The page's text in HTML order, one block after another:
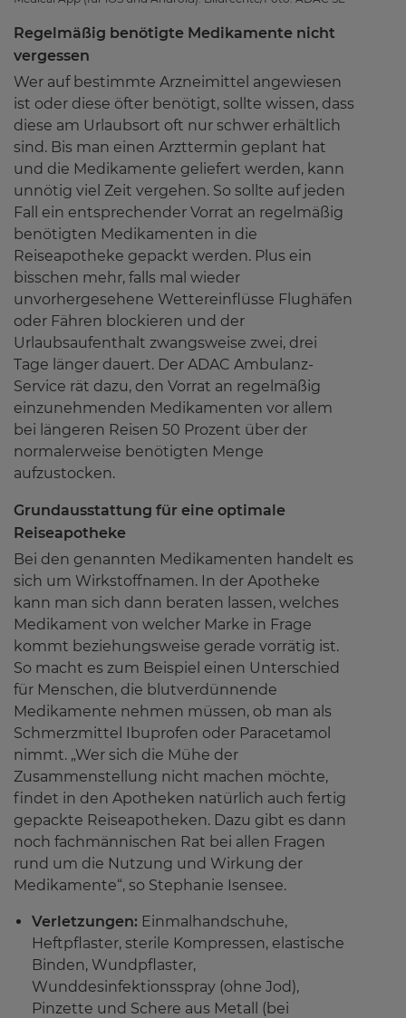
Regelmäßig benötigte Medikamente nicht
vergessen
Wer auf bestimmte Arzneimittel angewiesen
ist oder diese öfter benötigt, sollte wissen, dass
diese am Urlaubsort oft nur schwer erhältlich
sind. Bis man einen Arzttermin geplant hat
und die Medikamente geliefert werden, kann
unnötig viel Zeit vergehen. So sollte auf jeden
Fall ein entsprechender Vorrat an regelmäßig
benötigten Medikamenten in die
Reiseapotheke gepackt werden. Plus ein
bisschen mehr, falls mal wieder
unvorhergesehene Wettereinflüsse Flughäfen
oder Fähren blockieren und der
Urlaubsaufenthalt zwangsweise zwei, drei
Tage länger dauert. Der ADAC Ambulanz-
Service rät dazu, den Vorrat an regelmäßig
einzunehmenden Medikamenten vor allem
bei längeren Reisen 50 Prozent über der
normalerweise benötigten Menge
aufzustocken.
Grundausstattung für eine optimale
Reiseapotheke
Bei den genannten Medikamenten handelt es
sich um Wirkstoffnamen. In der Apotheke
kann man sich dann beraten lassen, welches
Medikament von welcher Marke in Frage
kommt beziehungsweise gerade vorrätig ist.
So macht es zum Beispiel einen Unterschied
für Menschen, die blutverdünnende
Medikamente nehmen müssen, ob man als
Schmerzmittel Ibuprofen oder Paracetamol
nimmt. „Wer sich die Mühe der
Zusammenstellung nicht machen möchte,
findet in den Apotheken natürlich auch fertig
gepackte Reiseapotheken. Dazu gibt es dann
noch fachmännischen Rat bei allen Fragen
rund um die Nutzung und Wirkung der
Medikamente“, so Stephanie Isensee.
Verletzungen: Einmalhandschuhe,
Heftpflaster, sterile Kompressen, elastische
Binden, Wundpflaster,
Wunddesinfektionsspray (ohne Jod),
Pinzette und Schere aus Metall (bei